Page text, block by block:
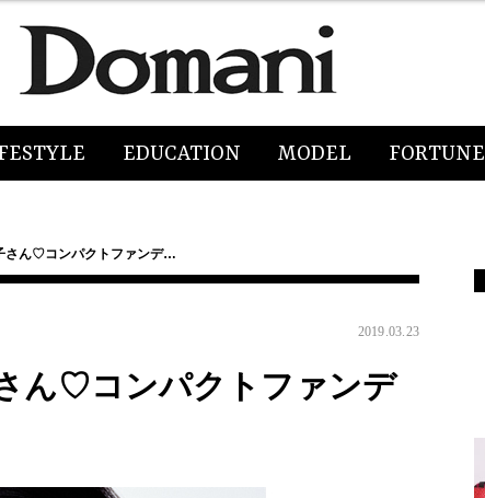
EDUCATION MODEL FORTUNE
さん♡コンパクトファンデ…
2019.03.23
ん♡コンパクトファンデ